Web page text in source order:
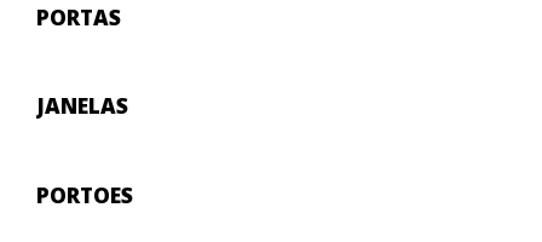
PORTAS
JANELAS
PORTOES